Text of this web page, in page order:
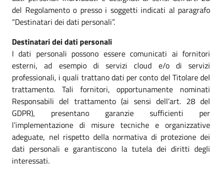
del Regolamento o presso i soggetti indicati al paragrafo
“Destinatari dei dati personali”.
Destinatari dei dati personali
I dati personali possono essere comunicati ai fornitori
esterni, ad esempio di servizi cloud e/o di servizi
professionali, i quali trattano dati per conto del Titolare del
trattamento. Tali fornitori, opportunamente nominati
Responsabili del trattamento (ai sensi dell’art. 28 del
GDPR), presentano garanzie sufficienti per
l’implementazione di misure tecniche e organizzative
adeguate, nel rispetto della normativa di protezione dei
dati personali e garantiscono la tutela dei diritti degli
interessati.